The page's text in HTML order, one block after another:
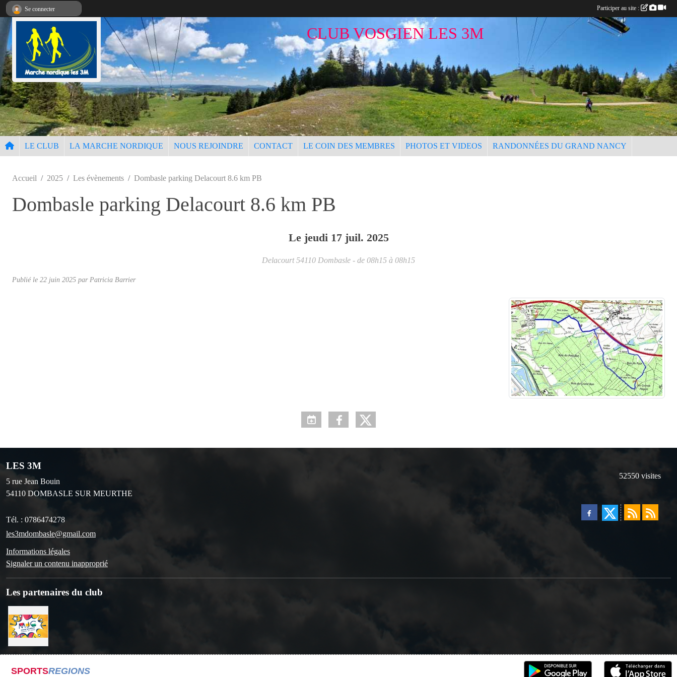
CLUB VOSGIEN LES 3M
LE CLUB LA MARCHE NORDIQUE NOUS REJOINDRE CONTACT LE COIN DES MEMBRES PHOTOS ET VIDEOS RANDONNÉES DU GRAND NANCY
Accueil 2025 Les évènements Dombasle parking Delacourt 8.6 km PB
Dombasle parking Delacourt 8.6 km PB
Le jeudi 17 juil. 2025
Delacourt54110 Dombasle - de 08h15 à 08h15
Publié le 22 juin 2025 par Patricia Barrier
LES 3M
5 rue Jean Bouin
54110 DOMBASLE SUR MEURTHE
Tél. : 0786474278
les3mdombasle@gmail.com
Informations légales
Signaler un contenu inapproprié
52550 visites
Les partenaires du club
SPORTSREGIONS
Se connecter Participer au site :
Panneau de gestion des cookies